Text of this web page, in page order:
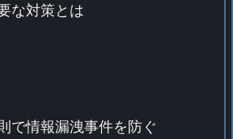
な対策とは
で情報漏洩事件を防ぐ